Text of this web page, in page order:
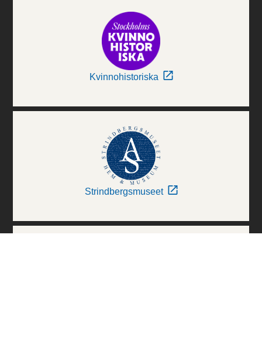
Kvinnohistoriska
Strindbergsmuseet